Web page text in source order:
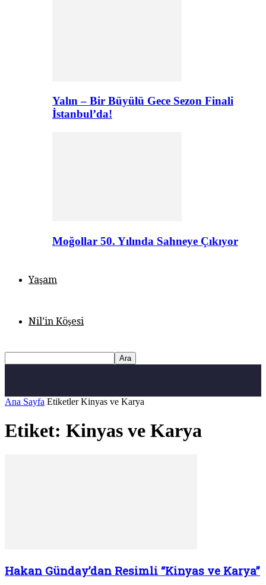
Yalın – Bir Büyülü Gece Sezon Finali
İstanbul’da!
Moğollar 50. Yılında Sahneye Çıkıyor
Yaşam
Nil’in Köşesi
Ana Sayfa Etiketler Kinyas ve Karya
Etiket: Kinyas ve Karya
Hakan Günday’dan Resimli “Kinyas ve Karya”